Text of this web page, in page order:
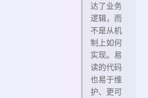
达了业务
逻辑，而
不是从机
制上如何
实现。易
读的代码
也易于维
护、更可